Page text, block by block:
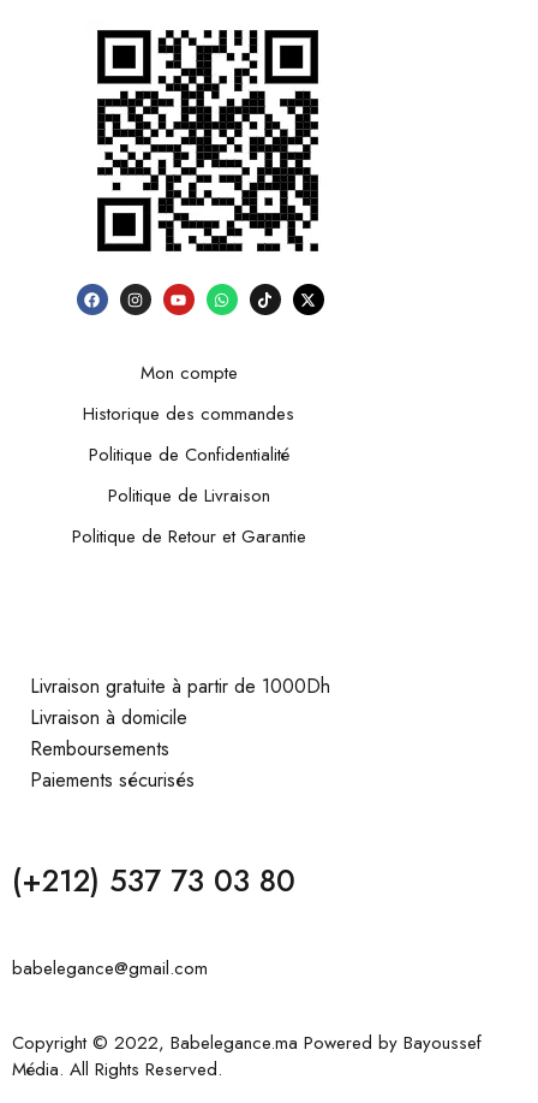
Mon compte
Historique des commandes
Politique de Confidentialité
Politique de Livraison
Politique de Retour et Garantie
Livraison gratuite à partir de 1000Dh
Livraison à domicile
Remboursements
Paiements sécurisés
(+212) 537 73 03 80
babelegance@gmail.com
Copyright © 2022, Babelegance.ma Powered by Bayoussef
Média. All Rights Reserved.